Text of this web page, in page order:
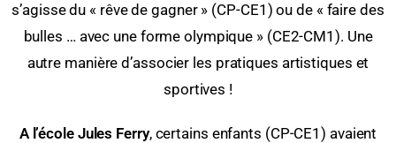
s’agisse du « rêve de gagner » (CP-CE1) ou de « faire des
bulles … avec une forme olympique » (CE2-CM1). Une
autre manière d’associer les pratiques artistiques et
sportives !
A l’école Jules Ferry, certains enfants (CP-CE1) avaient